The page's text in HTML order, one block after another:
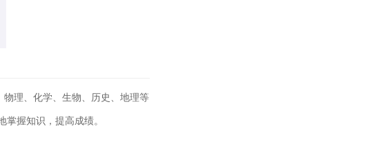
理、化学、生物、历史、地理等
握知识，提高成绩。